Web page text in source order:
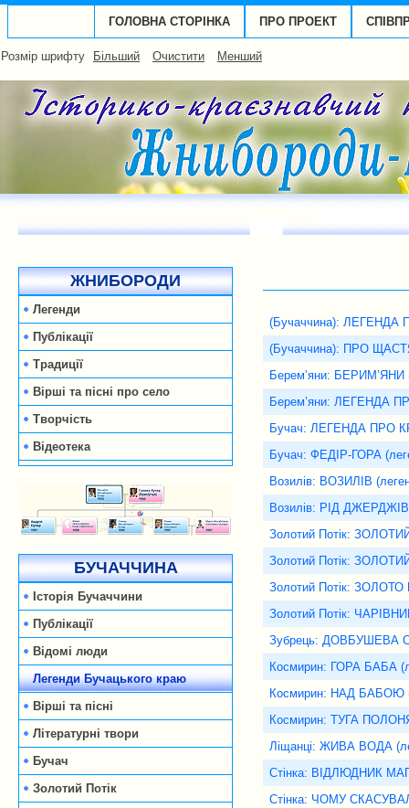
ГОЛОВНА СТОРІНКА ПРО ПРОЕКТ
Розмір шрифту Більший Очистити Менший
ЖНИБОРОДИ
Легенди
Публікації
Традиції
Вірші та пісні про село
Творчість
Відеотека
БУЧАЧЧИНА
Історія Бучаччини
Публікації
Відомі люди
Легенди Бучацького краю
Вірші та пісні
Літературні твори
Бучач
Золотий Потік
(Бучаччина): ЛЕГЕНДА
(Бучаччина): ПРО
Берем’яни: БЕРИМ’ЯНИ
Берем’яни: ЛЕГЕНДА
Бучач: ЛЕГЕНДА ПРО
Бучач: ФЕДІР-ГОРА
Возилів: ВОЗИЛІВ
Возилів: РІД
Золотий Потік:
Золотий Потік:
Золотий Потік:
Золотий Потік:
Зубрець: ДОВБУШЕВА
Космирин: ГОРА БАБА
Космирин: НАД БАБОЮ
Космирин: ТУГА
Ліщанці: ЖИВА ВОДА
Стінка: ВІДЛЮДНИК
Стінка: ЧОМУ